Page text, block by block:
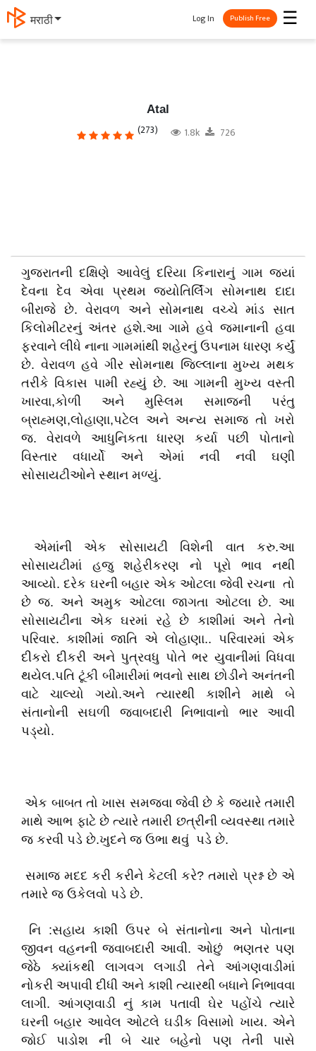
मराठी ☰
Log In Publish Free
Atal
(273) 1.8k 726
ગુજરાતની દક્ષિણે આવેલું દરિયા કિનારાનું ગામ જ્યાં
દેવના દેવ એવા પ્રથમ જ્યોતિર્લિંગ સોમનાથ દાદા
બીરાજે છે. વેરાવળ અને સોમનાથ વચ્ચે માંડ સાત
કિલોમીટરનું અંતર હશે.આ ગામે હવે જમાનાની હવા
ફરવાને લીધે નાના ગામમાંથી શહેરનું ઉપનામ ધારણ કર્યું
છે. વેરાવળ હવે ગીર સોમનાથ જિલ્લાના મુખ્ય મથક
તરીકે વિકાસ પામી રહ્યું છે. આ ગામની મુખ્ય વસ્તી
ખારવા,કોળી અને મુસ્લિમ સમાજની પરંતુ
બ્રાહ્મણ,લોહાણા,પટેલ અને અન્ય સમાજ તો ખરો
જ. વેરાવળે આધુનિકતા ધારણ કર્યા પછી પોતાનો
વિસ્તાર વધાર્યો અને એમાં નવી નવી ઘણી
સોસાયટીઓને સ્થાન મળ્યું.
એમાંની એક સોસાયટી વિશેની વાત કરુ.આ
સોસાયટીમાં હજુ શહેરીકરણ નો પૂરો ભાવ નથી
આવ્યો. દરેક ઘરની બહાર એક ઓટલા જેવી રચના તો
છે જ. અને અમુક ઓટલા જાગતા ઓટલા છે. આ
સોસાયટીના એક ઘરમાં રહે છે કાશીમાં અને તેનો
પરિવાર. કાશીમાં જાતિ એ લોહાણા.. પરિવારમાં એક
દીકરો દીકરી અને પુત્રવધુ પોતે ભર યુવાનીમાં વિધવા
થયેલ.પતિ ટૂંકી બીમારીમાં ભવનો સાથ છોડીને અનંતની
વાટે ચાલ્યો ગયો.અને ત્યારથી કાશીને માથે બે
સંતાનોની સઘળી જવાબદારી નિભાવાનો ભાર આવી
પડ્યો.
એક બાબત તો ખાસ સમજવા જેવી છે કે જ્યારે તમારી
માથે આભ ફાટે છે ત્યારે તમારી છત્રીની વ્યવસ્થા તમારે
જ કરવી પડે છે.ખુદને જ ઉભા થવું પડે છે.
સમાજ મદદ કરી કરીને કેટલી કરે? તમારો પ્રશ્ન છે એ
તમારે જ ઉકેલવો પડે છે.
નિ :સહાય કાશી ઉપર બે સંતાનોના અને પોતાના
જીવન વહનની જવાબદારી આવી. ઓછું ભણતર પણ
જેઠે ક્યાંકથી લાગવગ લગાડી તેને આંગણવાડીમાં
નોકરી અપાવી દીધી અને કાશી ત્યારથી બધાને નિભાવવા
લાગી. આંગણવાડી નું કામ પતાવી ઘેર પહોંચે ત્યારે
ઘરની બહાર આવેલ ઓટલે ઘડીક વિસામો ખાય. એને
જોઈ પાડોશ ની બે ચાર બહેનો પણ તેની પાસે